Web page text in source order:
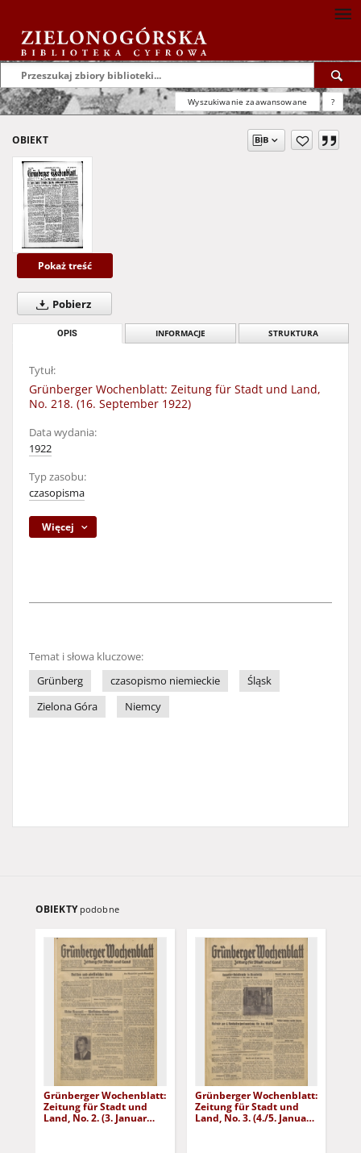
Wyszukiwanie zaawansowane ?
OBIEKT
Pokaż treść
Pobierz
OPIS INFORMACJE STRUKTURA
Tytuł:
Grünberger Wochenblatt: Zeitung für Stadt und Land,
No. 218. (16. September 1922)
Data wydania:
1922
Typ zasobu:
czasopisma
Więcej
Temat i słowa kluczowe:
Grünberg
czasopismo niemieckie
Śląsk
Zielona Góra
Niemcy
OBIEKTY podobne
Grünberger Wochenblatt:
Zeitung für Stadt und
Land, No. 2. (3. Januar
Grünberger Wochenblatt:
Zeitung für Stadt und
Land, No. 3. (4./5. Januar